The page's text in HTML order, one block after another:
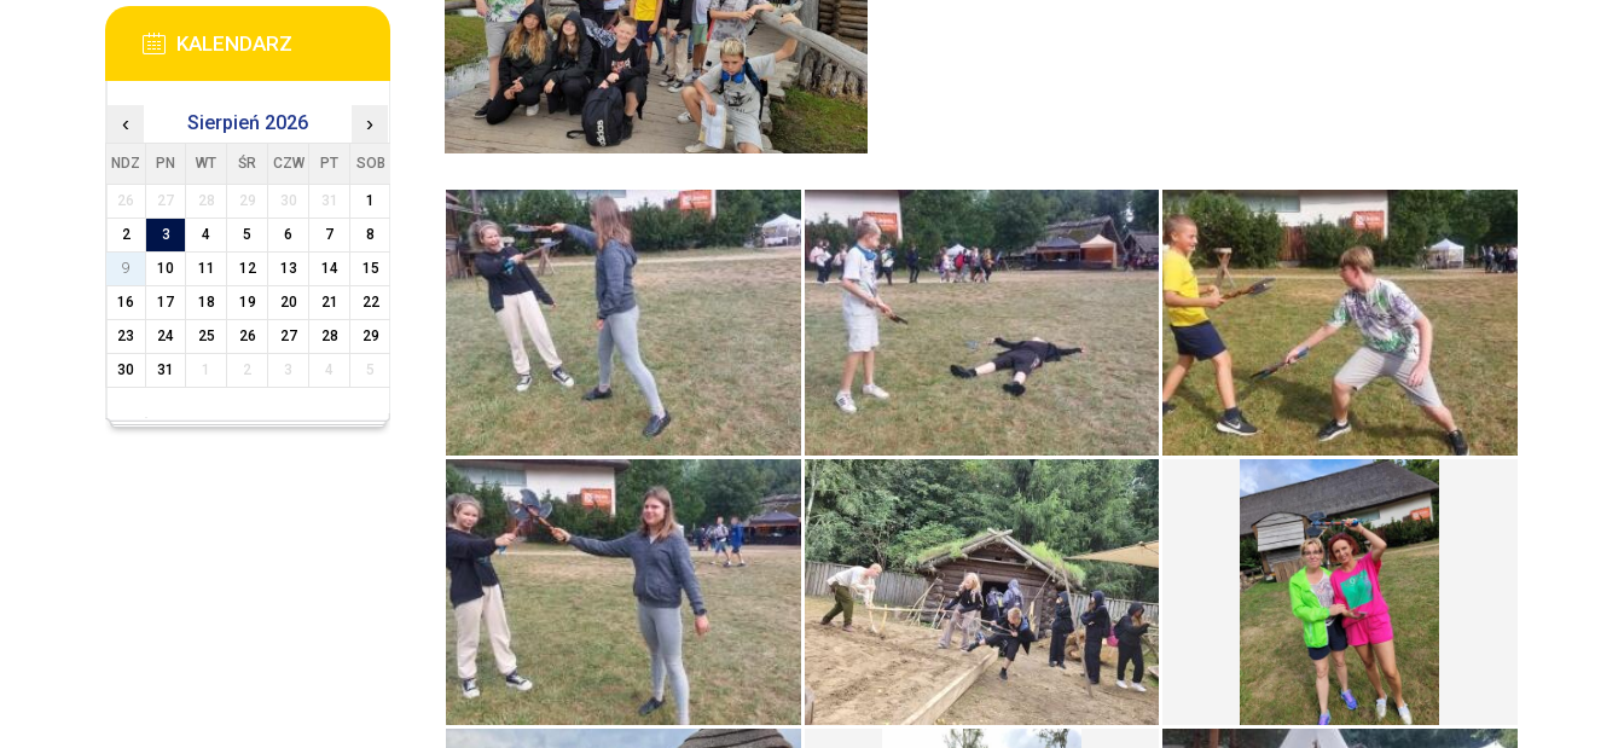
KALENDARZ
‹ Sierpień 2026 ›
NDZ PN WT ŚR CZW PT SOB
26 27 28 29 30 31
1
2
3 4 5 6 7
8
9
10 11 12 13 14
15
16
17 18 19 20 21
22
23
24 25 26 27 28
29
30
31 1 2 3 4 5